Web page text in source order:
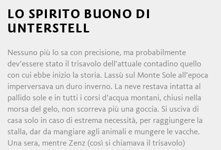
LO SPIRITO BUONO DI
UNTERSTELL
Nessuno più lo sa con precisione, ma probabilmente
dev’essere stato il trisavolo dell’attuale contadino quello
con cui ebbe inizio la storia. Lassù sul Monte Sole all’epoca
imperversava un duro inverno. La neve restava intatta al
pallido sole e in tutti i corsi d’acqua montani, chiusi nella
morsa del gelo, non scorreva più una goccia. Si usciva di
casa solo in caso di estrema necessità, per raggiungere la
stalla, dar da mangiare agli animali e mungere le vacche.
Una sera, mentre Zenz (così si chiamava il trisavolo)